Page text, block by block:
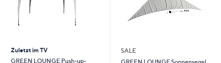
Zuletzt im TV
GREEN LOUNGE Push-up-
SALE
GREEN LOUNGE Sonnensegel